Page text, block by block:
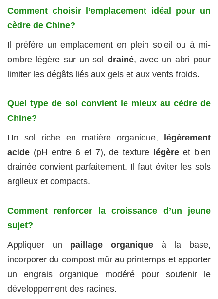
Comment choisir l’emplacement idéal pour un
cèdre de Chine?
Il préfère un emplacement en plein soleil ou à mi-
ombre légère sur un sol drainé, avec un abri pour
limiter les dégâts liés aux gels et aux vents froids.
Quel type de sol convient le mieux au cèdre de
Chine?
Un sol riche en matière organique, légèrement
acide (pH entre 6 et 7), de texture légère et bien
drainée convient parfaitement. Il faut éviter les sols
argileux et compacts.
Comment renforcer la croissance d’un jeune
sujet?
Appliquer un paillage organique à la base,
incorporer du compost mûr au printemps et apporter
un engrais organique modéré pour soutenir le
développement des racines.